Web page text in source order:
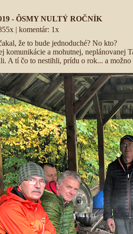
- ÔSMY NULTÝ ROČNÍK
| komentár: 1x
že to bude jednoduché? No kto?
komunikácie a mohutnej, neplánovanej
A tí čo to nestihli, prídu o rok... a možno